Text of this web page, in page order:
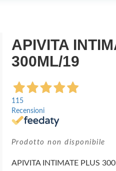
APIVITA
300ML/19
115
Recensioni
Prodotto non disponibile
APIVITA INTIMATE PLUS